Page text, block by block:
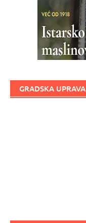
GRADSKA UPRAVA